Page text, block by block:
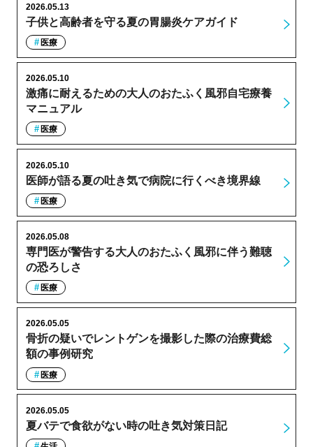
子供と高齢者を守る夏の胃腸炎ケアガイド
2026.05.13
医療
激痛に耐えるための大人のおたふく風邪自宅療養
マニュアル
2026.05.10
医療
医師が語る夏の吐き気で病院に行くべき境界線
2026.05.10
医療
専門医が警告する大人のおたふく風邪に伴う難聴
の恐ろしさ
2026.05.08
医療
骨折の疑いでレントゲンを撮影した際の治療費総
額の事例研究
2026.05.05
医療
夏バテで食欲がない時の吐き気対策日記
2026.05.05